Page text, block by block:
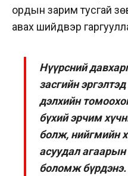
ордын зарим тусгай
авах шийдвэр
Нүүрсний
засгийн
дэлхийн
бүхий эрчим
болж, нийгмийн
асуудал
боломж бүрдэнэ.